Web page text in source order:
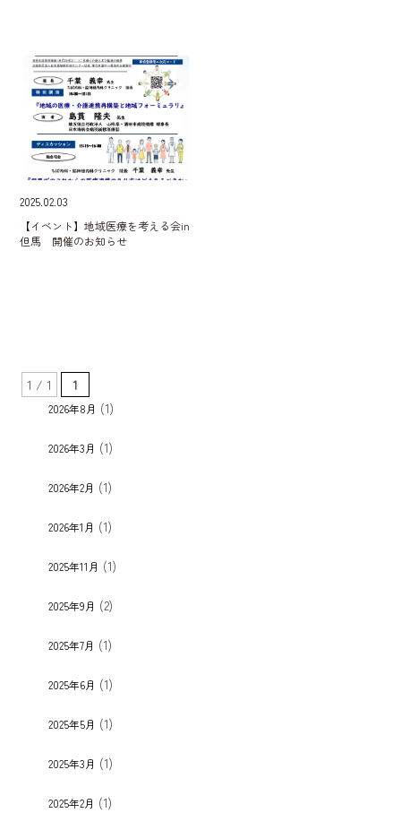
2025.02.03
【イベント】地域医療を考える会in
但馬 開催のお知らせ
1 / 1 1
2026年8月 (1)
2026年3月 (1)
2026年2月 (1)
2026年1月 (1)
2025年11月 (1)
2025年9月 (2)
2025年7月 (1)
2025年6月 (1)
2025年5月 (1)
2025年3月 (1)
2025年2月 (1)